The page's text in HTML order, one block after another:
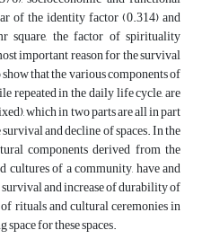
of the identity factor (0.314) and
square, the factor of spirituality
important reason for the survival
that the various components of
repeated in the daily life cycle, are
which in two parts are all in part
and decline of spaces. In the
components derived from the
of a community, have and
and increase of durability of
rituals and cultural ceremonies in
for these spaces.